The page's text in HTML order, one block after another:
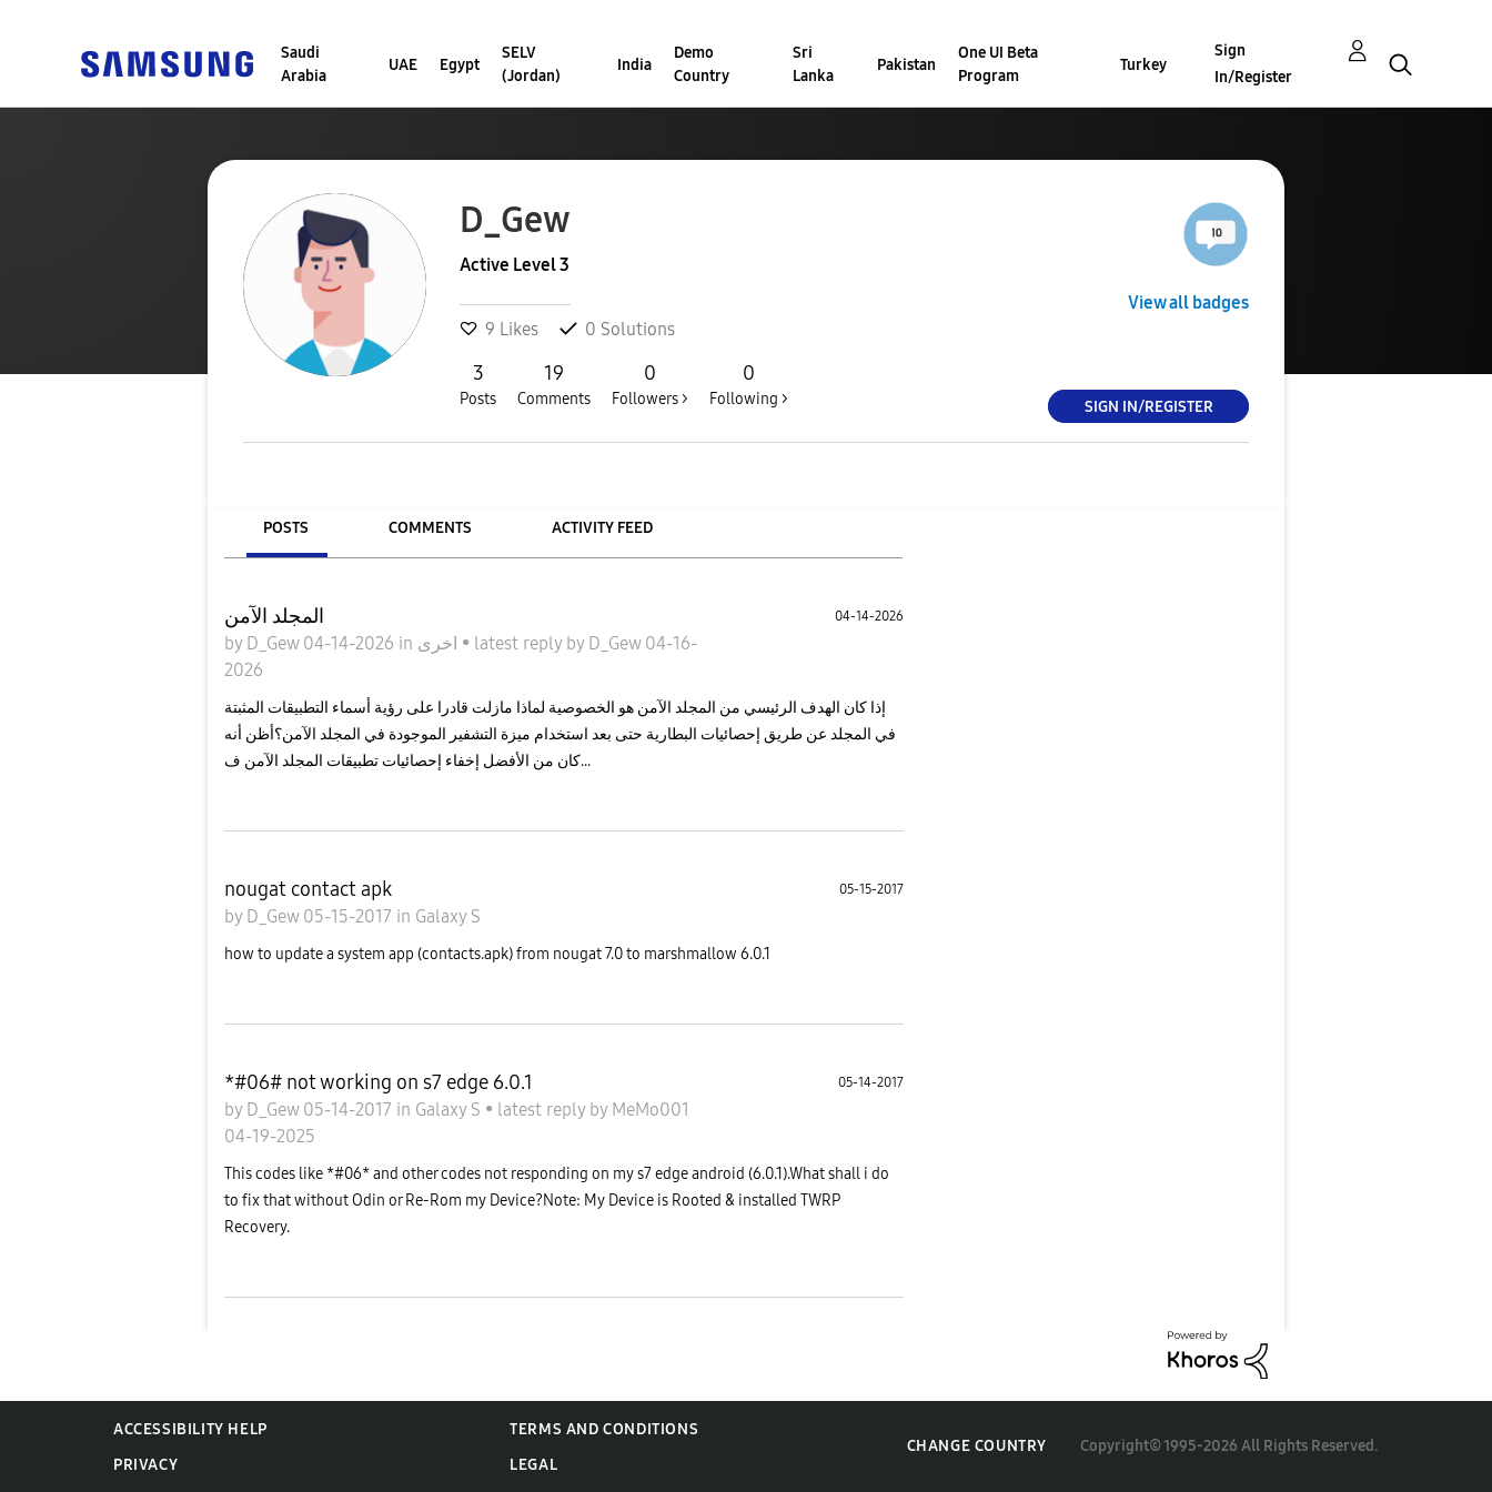
Saudi
Arabia
UAE Egypt
SELV
(Jordan)
India
Demo
Country
Sri
Lanka
Pakistan
One UI Beta
Program
Turkey
Sign
In/Register
D_Gew
Active Level 3
9 Likes 0 Solutions
3
Posts
19
Comments
0
Followers >
0
Following >
View all badges
SIGN IN/REGISTER
POSTS COMMENTS ACTIVITY FEED
المجلد الآمن
by D_Gew 04-14-2026 in • latest reply by D_Gew 04-16-
2026
04-14-2026
إذا كان الهدف الرئيسي من المجلد الآمن هو الخصوصية لماذا مازلت قادرا على رؤية أسماء التطبيقات المثبتة
في المجلد عن طريق إحصائيات البطارية حتى بعد استخدام ميزة التشفير الموجودة في المجلد الآمن؟أظن أنه
كان من الأفضل إخفاء إحصائيات تطبيقات المجلد الآمن ف...
nougat contact apk
by D_Gew 05-15-2017 in Galaxy S
05-15-2017
how to update a system app (contacts.apk) from nougat 7.0 to marshmallow 6.0.1
*#06# not working on s7 edge 6.0.1
by D_Gew 05-14-2017 in Galaxy S • latest reply by MeMo001
04-19-2025
05-14-2017
This codes like *#06* and other codes not responding on my s7 edge android (6.0.1).What shall i do
to fix that without Odin or Re-Rom my Device?Note: My Device is Rooted & installed TWRP
Recovery.
ACCESSIBILITY HELP
TERMS AND CONDITIONS
PRIVACY
LEGAL
CHANGE COUNTRY Copyright© 1995-2026 All Rights Reserved.